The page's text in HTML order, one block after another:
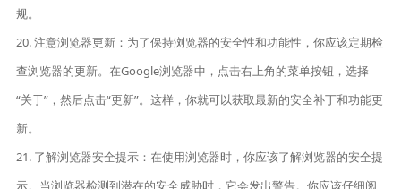
规。
20. 注意浏览器更新：为了保持浏览器的安全性和功能性，你应该定期检
查浏览器的更新。在Google浏览器中，点击右上角的菜单按钮，选择
“关于”，然后点击“更新”。这样，你就可以获取最新的安全补丁和功能更
新。
21. 了解浏览器安全提示：在使用浏览器时，你应该了解浏览器的安全提
示。当浏览器检测到潜在的安全威胁时，它会发出警告。你应该仔细阅